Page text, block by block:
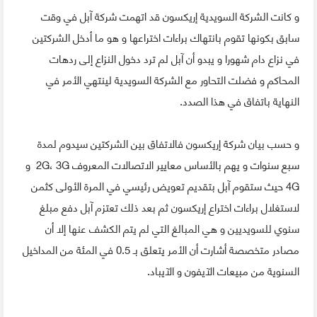
و كانت الشركة السويدية إريكسون قد اتهمت شركة آبل في وقت
سابق بكونها تقوم بانتهاك براءات اختراعها و هو ما أدخل الشركتين
في نزاع دام شهورا و يبدو أن آبل لم ترد دخول النزاع إلى ردهات
المحاكم و فضلت التحاور مع الشركة السويدية لينتهي الأمر في
النهاية باتفاق في هذا الصدد.
و حسب بيان شركة إريكسون فالاتفاق بين الشركتين سيدوم لمدة
سبع سنوات و يهم بالأساس معايير الاتصالات المعروف 2G، 3G و
4G حيث ستقوم آبل بتقديم تعويض رئيسي في المرة الأولى كثمن
لاستغلال براءات اختراع إريكسون ثم بعد ذلك تعتزم آبل دفع مبلغ
سنوي للسويديين و هي المبالغ التي لم يتم الكشف عنها إلا أن
مصادر متخصصة أشارت أن الأمر يتعلق بـ 0.5 في المئة من المداخيل
السنوية من مبيعات الآيفون و الآيباد.